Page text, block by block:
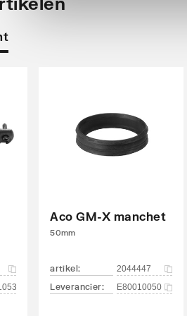
(continu)
Aco GM-X manchet
50mm
artikel: 2044447
Leverancier: E80010050